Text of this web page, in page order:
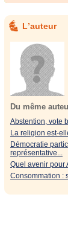
Lʼauteur
Du même
Abstention, vote
La religion est-
Démocratie
représentative...
Quel avenir pour
Consommation :